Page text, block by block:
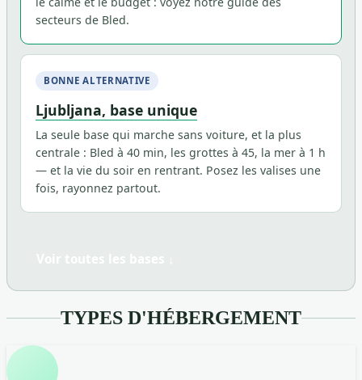
secteurs de Bled.
BONNE ALTERNATIVE
Ljubljana, base unique
La seule base qui marche sans voiture, et la plus
centrale : Bled à 40 min, les grottes à 45, la mer à 1 h
— et la vie du soir en rentrant. Posez les valises une
fois, rayonnez partout.
TYPES D'HÉBERGEMENT